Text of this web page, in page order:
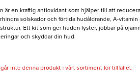
är en kraftig antioxidant som hjälper till att
solskador och förtida hudåldrande, A-
Ett kit som ger huden lyster, jobbar på
och skyddar din hud.
inte denna produkt i vårt sortiment för tillfället.